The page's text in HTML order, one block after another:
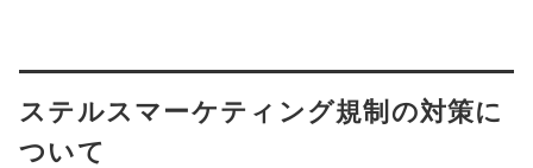
ステルスマーケティング規制の対策に
ついて